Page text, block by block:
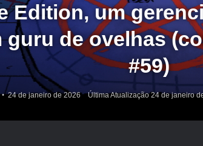
Edition, um
de ovelhas
#59)
24 de janeiro de 2026 Última Atualização 24 de janeiro